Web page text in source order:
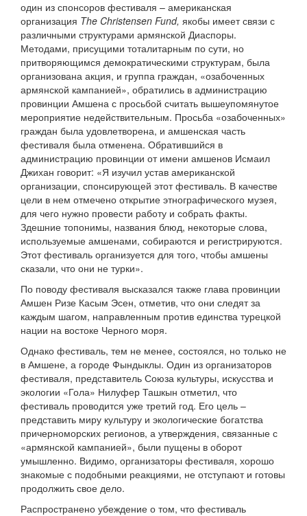
один из спонсоров фестиваля – американская
организация The Christensen Fund, якобы имеет связи с
различными структурами армянской Диаспоры.
Методами, присущими тоталитарным по сути, но
притворяющимся демократическими структурам, была
организована акция, и группа граждан, «озабоченных
армянской кампанией», обратились в администрацию
провинции Амшена с просьбой считать вышеупомянутое
мероприятие недействительным. Просьба «озабоченных»
граждан была удовлетворена, и амшенская часть
фестиваля была отменена. Обратившийся в
администрацию провинции от имени амшенов Исмаил
Джихан говорит: «Я изучил устав американской
организации, спонсирующей этот фестиваль. В качестве
цели в нем отмечено открытие этнографического музея,
для чего нужно провести работу и собрать факты.
Здешние топонимы, названия блюд, некоторые слова,
используемые амшенами, собираются и регистрируются.
Этот фестиваль организуется для того, чтобы амшены
сказали, что они не турки».
По поводу фестиваля высказался также глава провинции
Амшен Ризе Касым Эсен, отметив, что они следят за
каждым шагом, направленным против единства турецкой
нации на востоке Черного моря.
Однако фестиваль, тем не менее, состоялся, но только не
в Амшене, а городе Фындыклы. Один из организаторов
фестиваля, представитель Союза культуры, искусства и
экологии «Гола» Нилуфер Ташкын отметил, что
фестиваль проводится уже третий год. Его цель –
представить миру культуру и экологические богатства
причерноморских регионов, а утверждения, связанные с
«армянской кампанией», были пущены в оборот
умышленно. Видимо, организаторы фестиваля, хорошо
знакомые с подобными реакциями, не отступают и готовы
продолжить свое дело.
Распространено убеждение о том, что фестиваль